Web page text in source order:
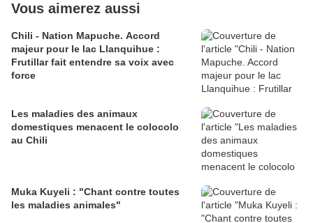
Vous aimerez aussi
Chili - Nation Mapuche. Accord
majeur pour le lac Llanquihue :
Frutillar fait entendre sa voix avec
force
Les maladies des animaux
domestiques menacent le colocolo
au Chili
Muka Kuyeli : "Chant contre toutes
les maladies animales"